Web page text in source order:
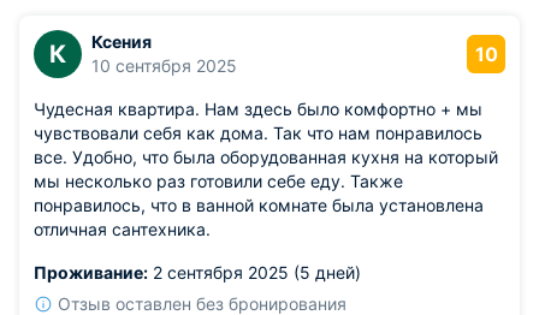
К
Ксения
10 сентября 2025
10
Чудесная квартира. Нам здесь было комфортно + мы
чувствовали себя как дома. Так что нам понравилось
все. Удобно, что была оборудованная кухня на который
мы несколько раз готовили себе еду. Также
понравилось, что в ванной комнате была установлена
отличная сантехника.
Проживание: 2 сентября 2025 (5 дней)
Отзыв оставлен без бронирования